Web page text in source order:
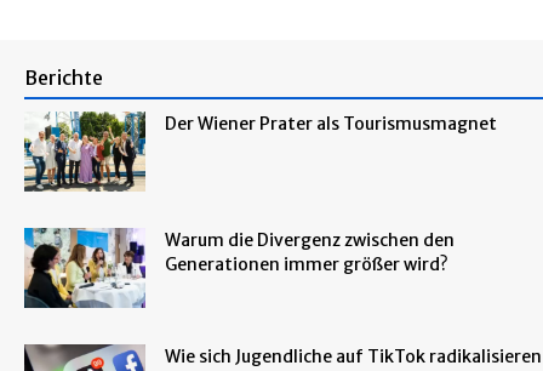
Berichte
Der Wiener Prater als Tourismusmagnet
Warum die Divergenz zwischen den
Generationen immer größer wird?
Wie sich Jugendliche auf TikTok radikalisieren